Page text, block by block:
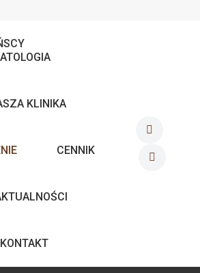
KLINIKA
CENNIK
KONTAKT